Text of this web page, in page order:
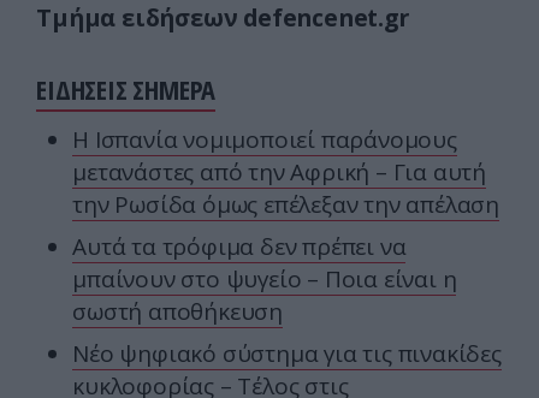
Τμήμα ειδήσεων defencenet.gr
ΕΙΔΗΣΕΙΣ ΣΗΜΕΡΑ
Η Ισπανία νομιμοποιεί παράνομους
μετανάστες από την Αφρική – Για αυτή
την Ρωσίδα όμως επέλεξαν την απέλαση
Αυτά τα τρόφιμα δεν πρέπει να
μπαίνουν στο ψυγείο – Ποια είναι η
σωστή αποθήκευση
Νέο ψηφιακό σύστημα για τις πινακίδες
κυκλοφορίας – Τέλος στις